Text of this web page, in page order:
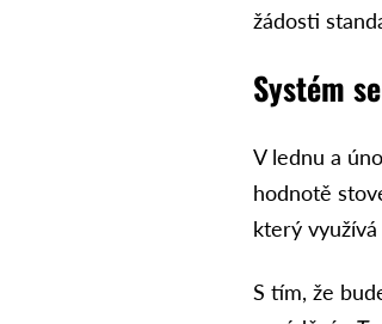
žádosti
Systém
V lednu a
hodnotě
který
S tím, že